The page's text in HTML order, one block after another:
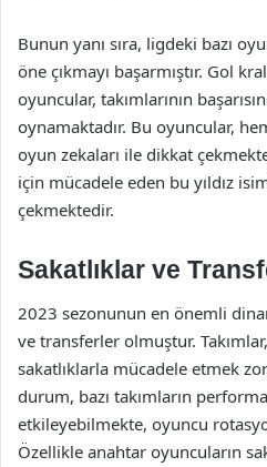
Bunun yanı sıra, ligdeki bazı
öne çıkmayı başarmıştır. Gol
oyuncular, takımlarının
oynamaktadır. Bu oyuncular,
oyun zekaları ile dikkat
için mücadele eden bu yıldız
çekmektedir.
Sakatlıklar ve
2023 sezonunun en önemli
ve transferler olmuştur.
sakatlıklarla mücadele etmek
durum, bazı takımların
etkileyebilmekte, oyuncu
Özellikle anahtar oyuncuların